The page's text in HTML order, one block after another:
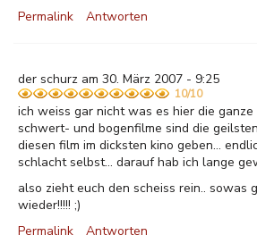
Permalink
Antworten
der schurz am 30. März 2007 - 9:25
10/10
ich weiss gar nicht was es hier die ganze
schwert- und bogenfilme sind die
diesen film im dicksten kino geben...
schlacht selbst... darauf hab ich lange
also zieht euch den scheiss rein.. sowas
wieder!!!!! ;)
Permalink
Antworten